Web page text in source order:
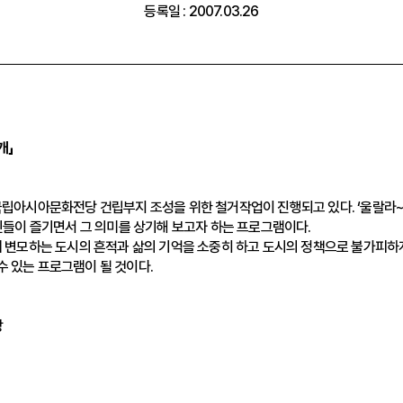
등록일 : 2007.03.26
아시아문화전당 건립부지 조성을 위한 철거작업이 진행되고 있다. ‘울랄
이 즐기면서 그 의미를 상기해 보고자 하는 프로그램이다.
모하는 도시의 흔적과 삶의 기억을 소중히 하고 도시의 정책으로 불가피
있는 프로그램이 될 것이다.